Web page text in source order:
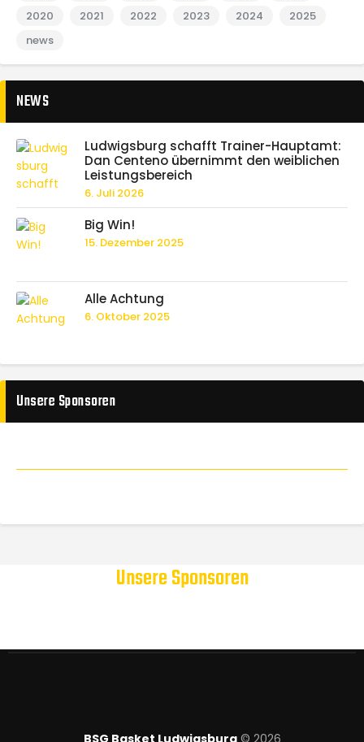
2020
2021 2022 2023 2024
2025
news
NEWS
Ludwigsburg schafft Trainer-Hauptamt:
Dan Centeno übernimmt den weiblichen
Leistungsbereich
6. Juli 2026
Big Win!
15. Dezember 2025
Alle Achtung
6. Oktober 2025
Unsere Sponsoren
Unsere Sponsoren